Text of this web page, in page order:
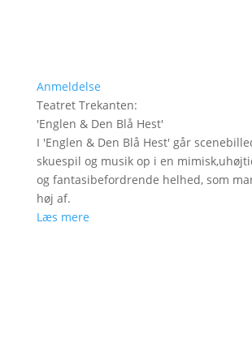
Anmeldelse
Teatret Trekanten:
'Englen & Den Blå Hest'
I 'Englen & Den Blå Hest' går
skuespil og musik op i en
og fantasibefordrende helhed, som
høj af.
Læs mere